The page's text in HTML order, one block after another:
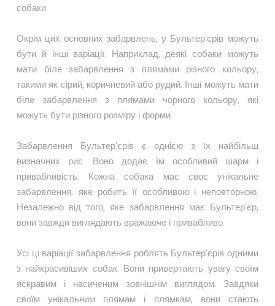
собаки.
Окрім цих основних забарвлень, у Бультер'єрів можуть
бути й інші варіації. Наприклад, деякі собаки можуть
мати біле забарвлення з плямами різного кольору,
такими як сірий, коричневий або рудий. Інші можуть мати
біле забарвлення з плямами чорного кольору, які
можуть бути різного розміру і форми.
Забарвлення Бультер'єрів є однією з їх найбільш
визначних рис. Воно додає їм особливий шарм і
привабливість. Кожна собака має своє унікальне
забарвлення, яке робить її особливою і неповторною.
Незалежно від того, яке забарвлення має Бультер'єр,
вони завжди виглядають вражаюче і привабливо.
Усі ці варіації забарвлення роблять Бультер'єрів одними
з найкрасивіших собак. Вони привертають увагу своїм
яскравим і насиченим зовнішнім виглядом. Завдяки
своїм унікальним плямам і плямкам, вони стають